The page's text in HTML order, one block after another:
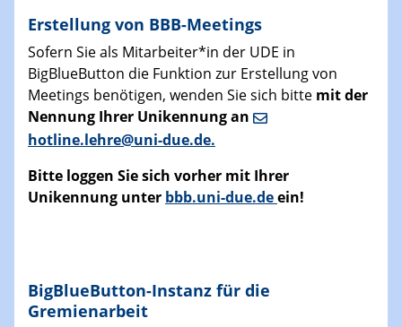
Erstellung von BBB-Meetings
Sofern Sie als Mitarbeiter*in der UDE in
BigBlueButton die Funktion zur Erstellung von
Meetings benötigen, wenden Sie sich bitte mit der
Nennung Ihrer Unikennung an
hotline.lehre@uni-due.de.
Bitte loggen Sie sich vorher mit Ihrer
Unikennung unter bbb.uni-due.deein!
BigBlueButton-Instanz für die
Gremienarbeit